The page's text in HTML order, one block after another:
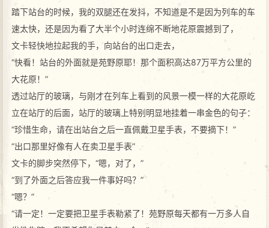
踏下站台的时候，我的双腿还在发抖，不知道是不是因为列车的车
速太快，还是因为看了大半个小时连绵不断地花原震撼到了，
文卡轻快地拉起我的手，向站台的出口走去，
“快看！站台的外面就是苑野原耶！那个面积高达87万平方公里的
大花原！”
透过站厅的玻璃，与刚才在列车上看到的风景一模一样的大花原屹
立在站厅的后面，站厅的玻璃上特别明显地挂着一串金色的句子：
“珍惜生命，请在出站台之后一直佩戴卫星手表，不要摘下！”
“出口那里好像有人在卖卫星手表”
文卡的脚步突然停下，“嗯，对了，”
“到了外面之后答应我一件事好吗？”
“嗯？”
“请一定！一定要把卫星手表勒紧了！苑野原每天都有一万多人自